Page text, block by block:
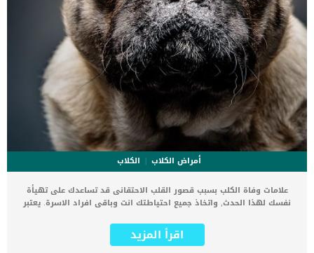
أمراض الكلاب
الكلاب
علامات وفاة الكلب بسبب قصور القلب الاحتقانى قد تساعدك على تهيأة
نفسك لهذا الحدث, واتخاذ جميع احتياطتك انت وباقى افراد الاسرة. يعتبر
يتعرض لها جميع الكائنات الحية بما فى ذلك الكلاب والقطط. كما ان القلب
يعتبر عضوا رئيسيا فى جسم الكلاب, واى قصور به يعتبر قصور فى باقى
اقرأ المزيد